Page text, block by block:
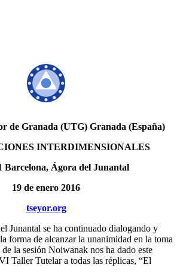
de Granada (UTG) Granada (España)
INTERDIMENSIONALES
Barcelona, Ágora del Junantal
19 de enero 2016
tseyor.org
Junantal se ha continuado dialogando y
forma de alcanzar la unanimidad en la toma
la sesión Noiwanak nos ha dado este
Taller Tutelar a todas las réplicas, “El